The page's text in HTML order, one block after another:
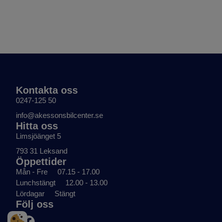
Kontakta oss
0247-125 50
info@akessonsbilcenter.se
Hitta oss
Limsjöänget 5
793 31 Leksand
Öppettider
Mån - Fre
07.15 - 17.00
Lunchstängt
12.00 - 13.00
Lördagar
Stängt
Följ oss